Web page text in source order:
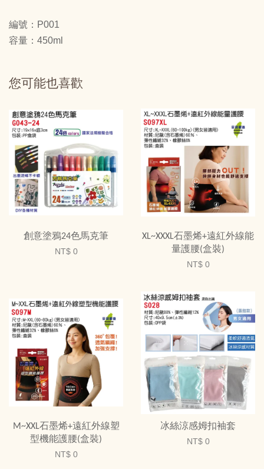
編號：P001
容量：450ml
您可能也喜歡
創意塗鴉24色馬克筆
NT$ 0
XL~XXXL石墨烯+遠紅外線能
量護腰(盒裝)
NT$ 0
M~XXL石墨烯+遠紅外線塑
型機能護腰(盒裝)
NT$ 0
冰絲涼感姆扣袖套
NT$ 0